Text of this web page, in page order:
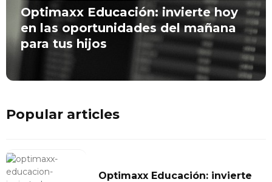
Optimaxx Educación: invierte hoy
en las oportunidades del mañana
para tus hijos
Popular articles
Optimaxx Educación: invierte